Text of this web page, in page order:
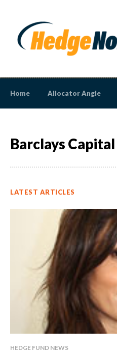
Home Allocator Angle
Barclays Capital
LATEST ARTICLES
HEDGE FUND NEWS